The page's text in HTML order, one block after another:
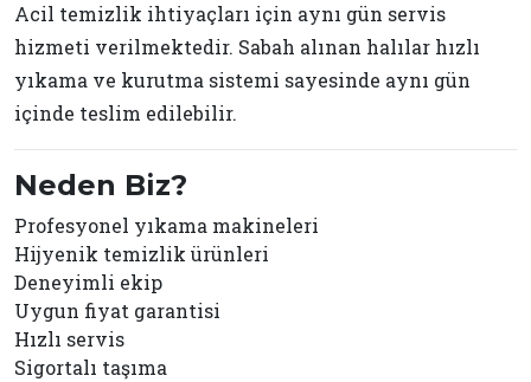
Acil temizlik ihtiyaçları için aynı gün servis
hizmeti verilmektedir. Sabah alınan halılar hızlı
yıkama ve kurutma sistemi sayesinde aynı gün
içinde teslim edilebilir.
Neden Biz?
Profesyonel yıkama makineleri
Hijyenik temizlik ürünleri
Deneyimli ekip
Uygun fiyat garantisi
Hızlı servis
Sigortalı taşıma